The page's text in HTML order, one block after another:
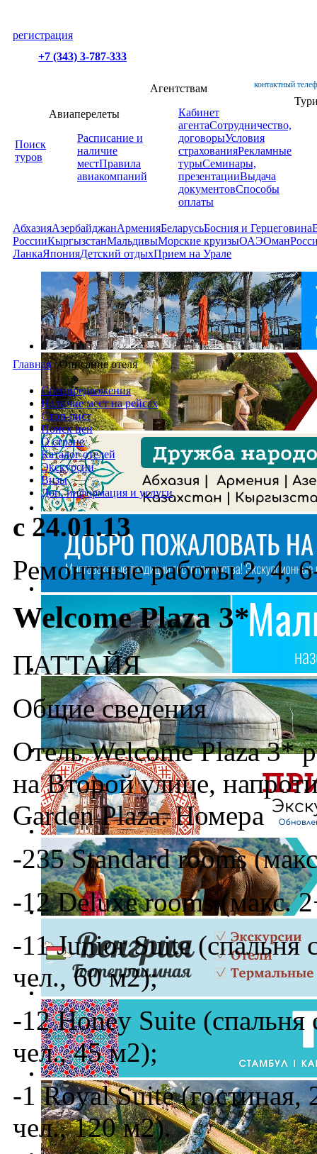
регистрация
+7 (343) 3-787-333
контактный
Поиск
туров
Авиаперелеты
Расписание и
наличие
местПравила
авиакомпаний
Агентствам
Кабинет
агентаСотрудничество,
договорыУсловия
страхованияРекламные
турыСеминары,
презентацииВыдача
документовСпособы
оплаты
АбхазияАзербайджанАрменияБеларусьБосния и Герцеговина
РоссииКыргызстанМальдивыМорские круизыОАЭОман
ЛанкаЯпонияДетский отдыхПрием на Урале
Главная /Описание отеля
Спецпредложения
Наличие мест на рейсах
Стоп-лист
Поиск цен
О стране
Каталог отелей
Экскурсии
Визы
Доп. информация и услуги
с 24.01.13
Ремонтные работы 2, 4,
Welcome Plaza 3*
ПАТТАЙЯ
Общие сведения
Отель Welcome Plaza 3*
на Второй улице,
Garden Plaza. Номера
-235 Standard rooms
-12 Deluxe rooms (макс.
-11 Junior Suite (спальня
чел., 60 м2);
-12 Honey Suite (спальня
чел., 45 м2);
-1 Royal Suite (гостиная,
чел., 120 м2).